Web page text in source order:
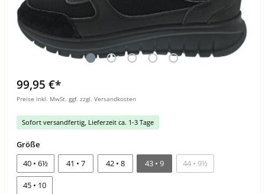
99,95 €*
Preise inkl. MwSt. ggf. zzgl. Versandkosten
Sofort versandfertig, Lieferzeit ca. 1-3 Tage
Größe
40 • 6½
41 • 7 42 • 8 43 • 9 44 • 9½
45 • 10